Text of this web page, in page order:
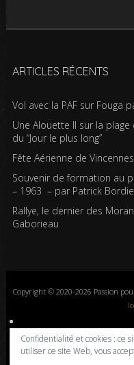
ARTICLES RÉCENTS
Vol avec la PAF sur Fouga
Une Alouette II sur la
du “Jour le plus long”
Fête Aérienne de
Souvenir de formation au
– 1963 – par Patrick
Rallye, le dernier des
Gaborieau
Copyright © 2020-2026 Passion
Accueil Blog Albums
Liens
Confidentialité et cookies : ce
utiliser ce site Web, vous